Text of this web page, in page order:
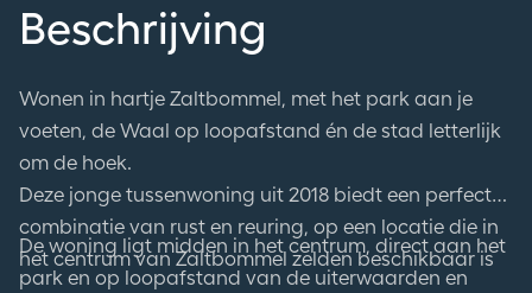
Beschrijving
Wonen in hartje Zaltbommel, met het park aan je
voeten, de Waal op loopafstand én de stad letterlijk
om de hoek.
Deze jonge tussenwoning uit 2018 biedt een perfecte
combinatie van rust en reuring, op een locatie die in
het centrum van Zaltbommel zelden beschikbaar is
De woning ligt midden in het centrum, direct aan het
park en op loopafstand van de uiterwaarden en